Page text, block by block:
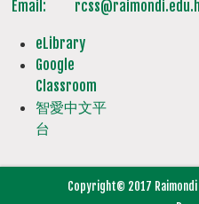
Email:
eLibrary
Google
Classroom
智愛中文平
台
Copyright© 2017